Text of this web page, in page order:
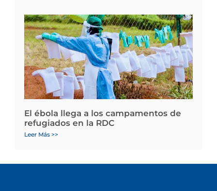
El ébola llega a los campamentos de
refugiados en la RDC
Leer Más >>